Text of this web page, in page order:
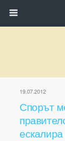
19.07.2012
Спорът
ескалира